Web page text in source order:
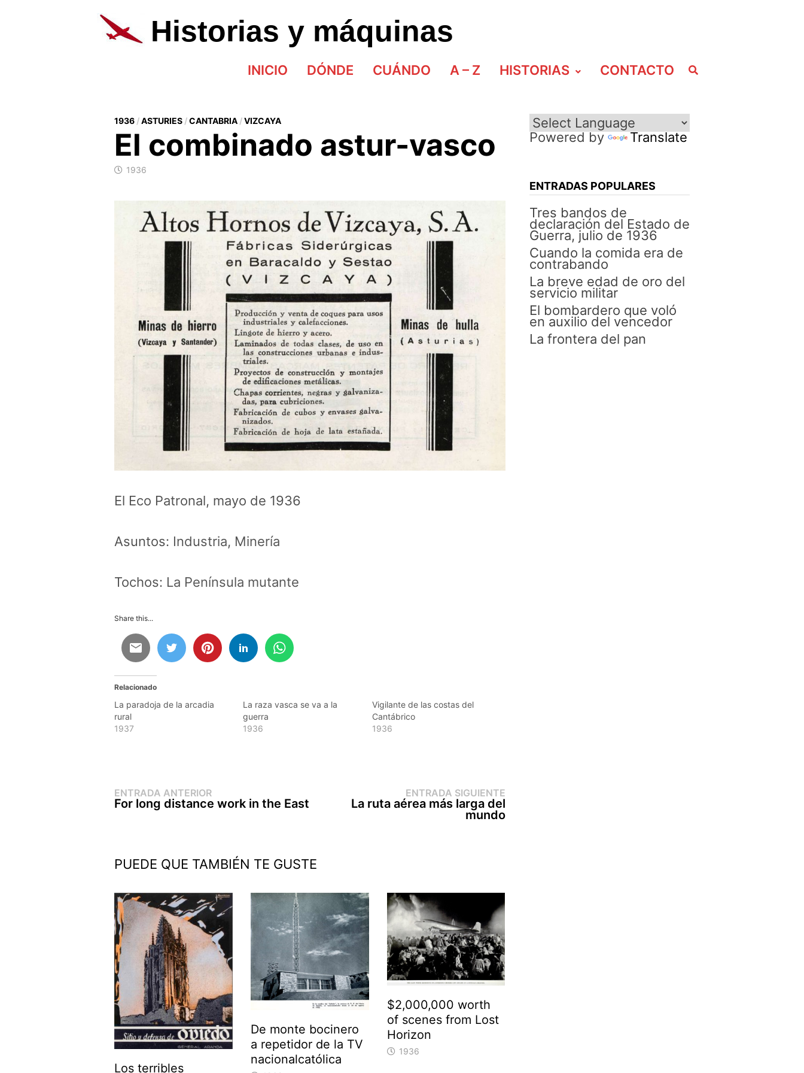
al
contenidoHistorias y máquinas
INICIO DÓNDE CUÁNDO A – Z HISTORIAS CONTACTO
1936/ASTURIES/CANTABRIA/VIZCAYA
El combinado astur-vasco
1936
El Eco Patronal, mayo de 1936
Asuntos: Industria, Minería
Tochos: La Península mutante
Share this...
Relacionado
La paradoja de la arcadia
rural
1937
La raza vasca se va a la
guerra
1936
Vigilante de las costas del
Cantábrico
1936
Navegación
de
ENTRADA ANTERIOREntrada
anterior:
For long distance work in the East
ENTRADA SIGUIENTEEntrada
siguiente:
La ruta aérea más larga del
mundo
PUEDE QUE TAMBIÉN TE GUSTE
Los terribles
De monte bocinero
a repetidor de la TV
nacionalcatólica
$2,000,000 worth
of scenes from Lost
Horizon
1936
Powered by Translate
ENTRADAS POPULARES
Tres bandos de
declaración del Estado de
Guerra, julio de 1936
Cuando la comida era de
contrabando
La breve edad de oro del
servicio militar
El bombardero que voló
en auxilio del vencedor
La frontera del pan